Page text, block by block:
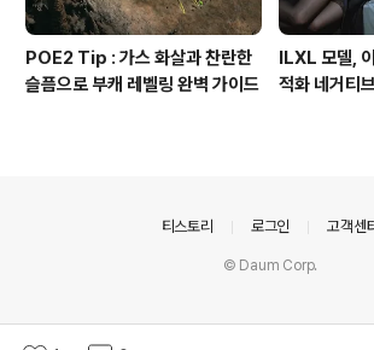
POE2 Tip : 가스 화살과 찬란한
슬픔으로 부캐 레벨링 완벽 가이드
ILXL 모델,
적화 네거티
티스토리 로그인 고객센
© Daum Corp.